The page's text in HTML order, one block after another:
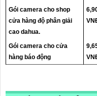
Gói camera cho shop
cửa hàng độ phân giải
cao dahua.
Gói camera cho cửa
hàng báo động